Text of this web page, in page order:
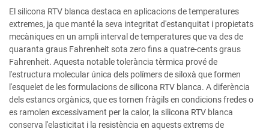
El silicona RTV blanca destaca en aplicacions de temperatures
extremes, ja que manté la seva integritat d'estanquitat i propietats
mecàniques en un ampli interval de temperatures que va des de
quaranta graus Fahrenheit sota zero fins a quatre-cents graus
Fahrenheit. Aquesta notable tolerància tèrmica prové de
l'estructura molecular única dels polímers de siloxà que formen
l'esquelet de les formulacions de silicona RTV blanca. A diferència
dels estancs orgànics, que es tornen fràgils en condicions fredes o
es ramolen excessivament per la calor, la silicona RTV blanca
conserva l'elasticitat i la resistència en aquests extrems de